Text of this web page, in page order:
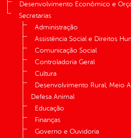
Desenvolvimento Econômico e
Secretarias
Administração
Assistência Social e Direitos
Comunicação Social
Controladoria Geral
Cultura
Desenvolvimento Rural, Meio
Defesa Animal
Educação
Finanças
Governo e Ouvidoria